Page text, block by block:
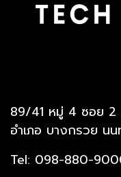
89/41 หมู่ 4 ซอย 2
อำเภอ บางกรวย นน
Tel: 098-880-